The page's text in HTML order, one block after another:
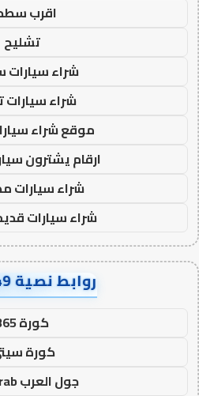
اقرب
تشليح
شراء
شراء سيارات
موقع شراء
ارقام يشترون
شراء سيارات
شراء سيارات
روابط نصية AA67449
كورة 365
كورة
جول العرب goalarab